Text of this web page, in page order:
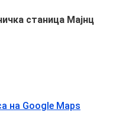
станица Мајнц
на Google Maps